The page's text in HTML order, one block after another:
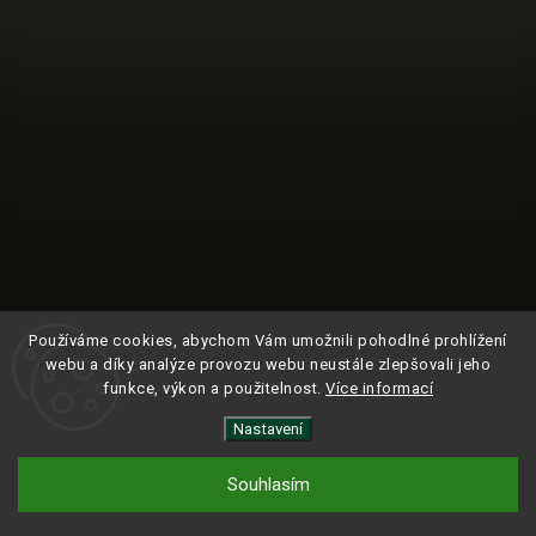
Používáme cookies, abychom Vám umožnili pohodlné prohlížení
webu a díky analýze provozu webu neustále zlepšovali jeho
funkce, výkon a použitelnost. Více informací
Nastavení
Souhlasím
Copyright 2024ROAM.| Všechna práva vyhrazena.